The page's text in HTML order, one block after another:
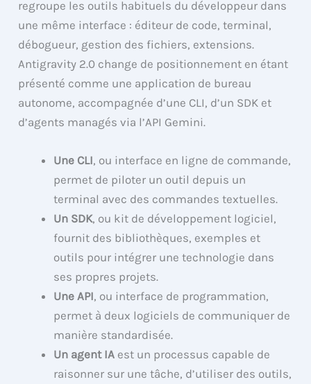
regroupe les outils habituels du développeur dans
une même interface : éditeur de code, terminal,
débogueur, gestion des fichiers, extensions.
Antigravity 2.0 change de positionnement en étant
présenté comme une application de bureau
autonome, accompagnée d’une CLI, d’un SDK et
d’agents managés via l’API Gemini.
Une CLI, ou interface en ligne de commande,
permet de piloter un outil depuis un
terminal avec des commandes textuelles.
Un SDK, ou kit de développement logiciel,
fournit des bibliothèques, exemples et
outils pour intégrer une technologie dans
ses propres projets.
Une API, ou interface de programmation,
permet à deux logiciels de communiquer de
manière standardisée.
Un agent IA est un processus capable de
raisonner sur une tâche, d’utiliser des outils,